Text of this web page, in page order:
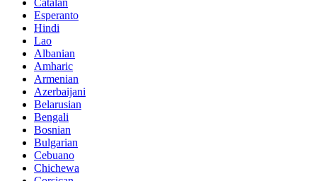
Catalan
Esperanto
Hindi
Lao
Albanian
Amharic
Armenian
Azerbaijani
Belarusian
Bengali
Bosnian
Bulgarian
Cebuano
Chichewa